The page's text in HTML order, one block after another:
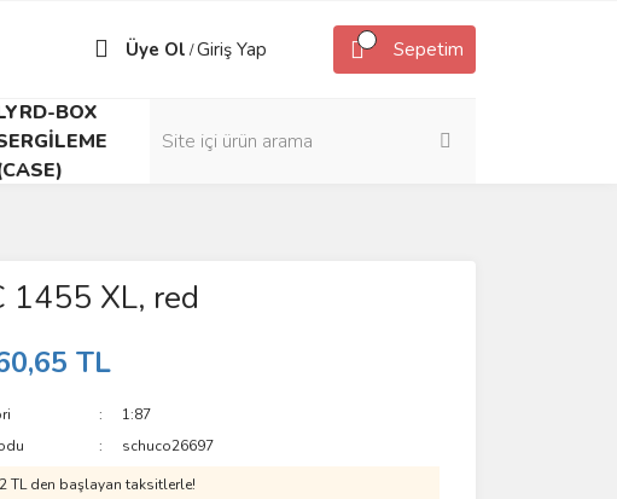
Üye Ol /Giriş Yap Sepetim
BOX
1455 XL, red
TL
1:87
schuco26697
TL den başlayan taksitlerle!